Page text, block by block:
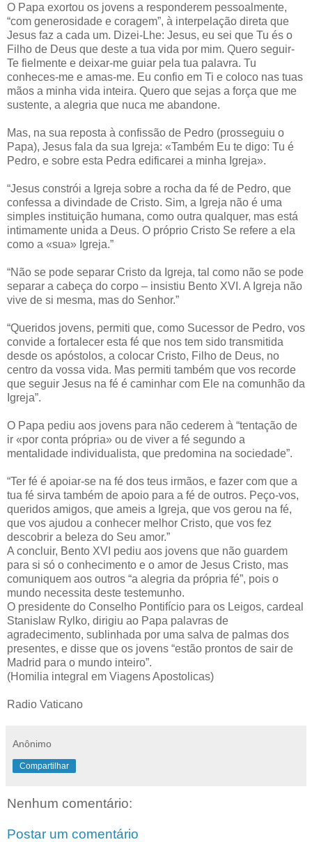
O Papa exortou os jovens a responderem pessoalmente,
“com generosidade e coragem”, à interpelação direta que
Jesus faz a cada um. Dizei-Lhe: Jesus, eu sei que Tu és o
Filho de Deus que deste a tua vida por mim. Quero seguir-
Te fielmente e deixar-me guiar pela tua palavra. Tu
conheces-me e amas-me. Eu confio em Ti e coloco nas tuas
mãos a minha vida inteira. Quero que sejas a força que me
sustente, a alegria que nuca me abandone.
Mas, na sua reposta à confissão de Pedro (prosseguiu o
Papa), Jesus fala da sua Igreja: «Também Eu te digo: Tu é
Pedro, e sobre esta Pedra edificarei a minha Igreja».
“Jesus constrói a Igreja sobre a rocha da fé de Pedro, que
confessa a divindade de Cristo. Sim, a Igreja não é uma
simples instituição humana, como outra qualquer, mas está
intimamente unida a Deus. O próprio Cristo Se refere a ela
como a «sua» Igreja.”
“Não se pode separar Cristo da Igreja, tal como não se pode
separar a cabeça do corpo – insistiu Bento XVI. A Igreja não
vive de si mesma, mas do Senhor.”
“Queridos jovens, permiti que, como Sucessor de Pedro, vos
convide a fortalecer esta fé que nos tem sido transmitida
desde os apóstolos, a colocar Cristo, Filho de Deus, no
centro da vossa vida. Mas permiti também que vos recorde
que seguir Jesus na fé é caminhar com Ele na comunhão da
Igreja”.
O Papa pediu aos jovens para não cederem à “tentação de
ir «por conta própria» ou de viver a fé segundo a
mentalidade individualista, que predomina na sociedade”.
“Ter fé é apoiar-se na fé dos teus irmãos, e fazer com que a
tua fé sirva também de apoio para a fé de outros. Peço-vos,
queridos amigos, que ameis a Igreja, que vos gerou na fé,
que vos ajudou a conhecer melhor Cristo, que vos fez
descobrir a beleza do Seu amor.”
A concluir, Bento XVI pediu aos jovens que não guardem
para si só o conhecimento e o amor de Jesus Cristo, mas
comuniquem aos outros “a alegria da própria fé”, pois o
mundo necessita deste testemunho.
O presidente do Conselho Pontifício para os Leigos, cardeal
Stanislaw Rylko, dirigiu ao Papa palavras de
agradecimento, sublinhada por uma salva de palmas dos
presentes, e disse que os jovens “estão prontos de sair de
Madrid para o mundo inteiro”.
(Homilia integral em Viagens Apostolicas)
Radio Vaticano
Anônimo
Compartilhar
Nenhum comentário:
Postar um comentário